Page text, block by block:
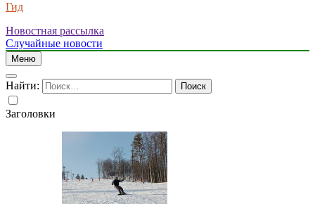
Гид
Новостная рассылка
Случайные новости
Меню
Найти:
Заголовки